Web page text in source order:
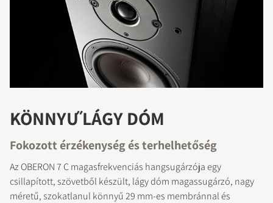
KÖNNYŰ LÁGY DÓM
Fokozott érzékenység és terhelhetőség
Az OBERON 7 C magasfrekvenciás hangsugárzója egy
csillapított, szövetből készült, lágy dóm magassugárzó, nagy
méretű, szokatlanul könnyű 29 mm-es membránnal és